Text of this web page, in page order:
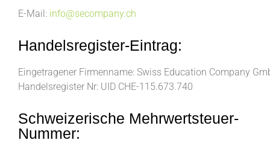
E-Mail: info@secompany.ch
Handelsregister-Eintrag:
Eingetragener Firmenname: Swiss Education Company
Handelsregister Nr: UID CHE-115.673.740
Schweizerische Mehrwertsteuer-
Nummer: